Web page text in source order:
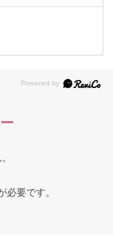
必要です。